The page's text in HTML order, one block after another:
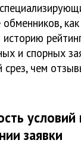
и спорных
срез, чем
заявки